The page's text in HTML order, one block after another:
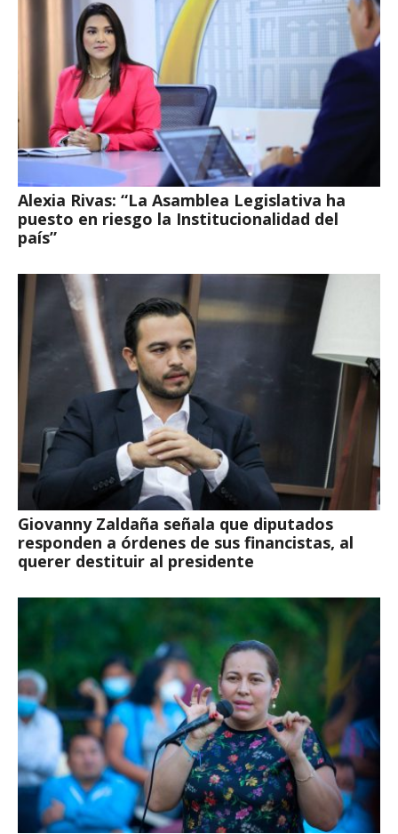
Alexia Rivas: “La Asamblea Legislativa ha
puesto en riesgo la Institucionalidad del
país”
Giovanny Zaldaña señala que diputados
responden a órdenes de sus financistas, al
querer destituir al presidente